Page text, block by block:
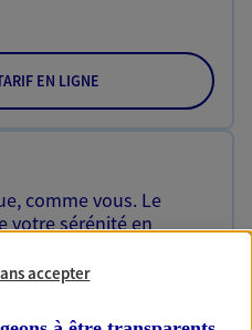
EN LIGNE
comme vous. Le
votre sérénité en
accepter